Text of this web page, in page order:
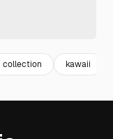
collection kawaii